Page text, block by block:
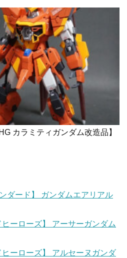
カラミティガンダム改造品】
ダード】 ガンダムエアリアル
ヒーローズ】 アーサーガンダム
ヒーローズ】 アルセーヌガンダ